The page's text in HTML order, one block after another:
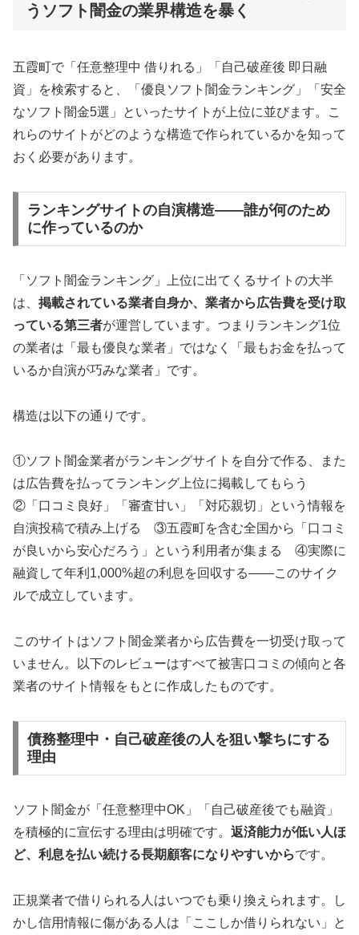
うソフト闇金の業界構造を暴く
五霞町で「任意整理中 借りれる」「自己破産後 即日融
資」を検索すると、「優良ソフト闇金ランキング」「安全
なソフト闇金5選」といったサイトが上位に並びます。こ
れらのサイトがどのような構造で作られているかを知って
おく必要があります。
ランキングサイトの自演構造——誰が何のため
に作っているのか
「ソフト闇金ランキング」上位に出てくるサイトの大半
は、 掲載されている業者自身か、業者から広告費を受け取
っている第三者が運営しています。つまりランキング1位
の業者は「最も優良な業者」ではなく「最もお金を払って
いるか自演が巧みな業者」です。
構造は以下の通りです。
①ソフト闇金業者がランキングサイトを自分で作る、また
は広告費を払ってランキング上位に掲載してもらう
②「口コミ良好」「審査甘い」「対応親切」という情報を
自演投稿で積み上げる ③五霞町を含む全国から「口コミ
が良いから安心だろう」という利用者が集まる ④実際に
融資して年利1,000%超の利息を回収する——このサイク
ルで成立しています。
このサイトはソフト闇金業者から広告費を一切受け取って
いません。以下のレビューはすべて被害口コミの傾向と各
業者のサイト情報をもとに作成したものです。
債務整理中・自己破産後の人を狙い撃ちにする
理由
ソフト闇金が「任意整理中OK」「自己破産後でも融資」
を積極的に宣伝する理由は明確です。 返済能力が低い人ほ
ど、利息を払い続ける長期顧客になりやすいからです。
正規業者で借りられる人はいつでも乗り換えられます。し
かし信用情報に傷がある人は「ここしか借りられない」と